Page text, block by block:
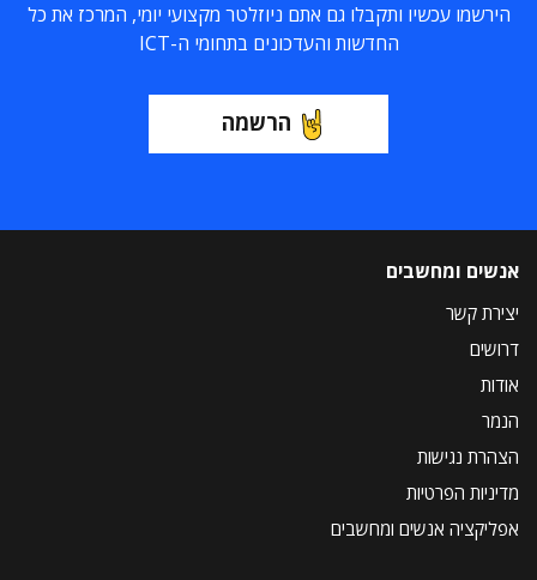
הירשמו עכשיו ותקבלו גם אתם ניוזלטר מקצועי יומי, המרכז את כל
החדשות והעדכונים בתחומי ה-ICT
הרשמה
אנשים ומחשבים
יצירת קשר
דרושים
אודות
הנמר
הצהרת נגישות
מדיניות הפרטיות
אפליקציה אנשים ומחשבים